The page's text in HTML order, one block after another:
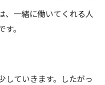
、一緒に働いてくれる人
。
していきます。したがっ